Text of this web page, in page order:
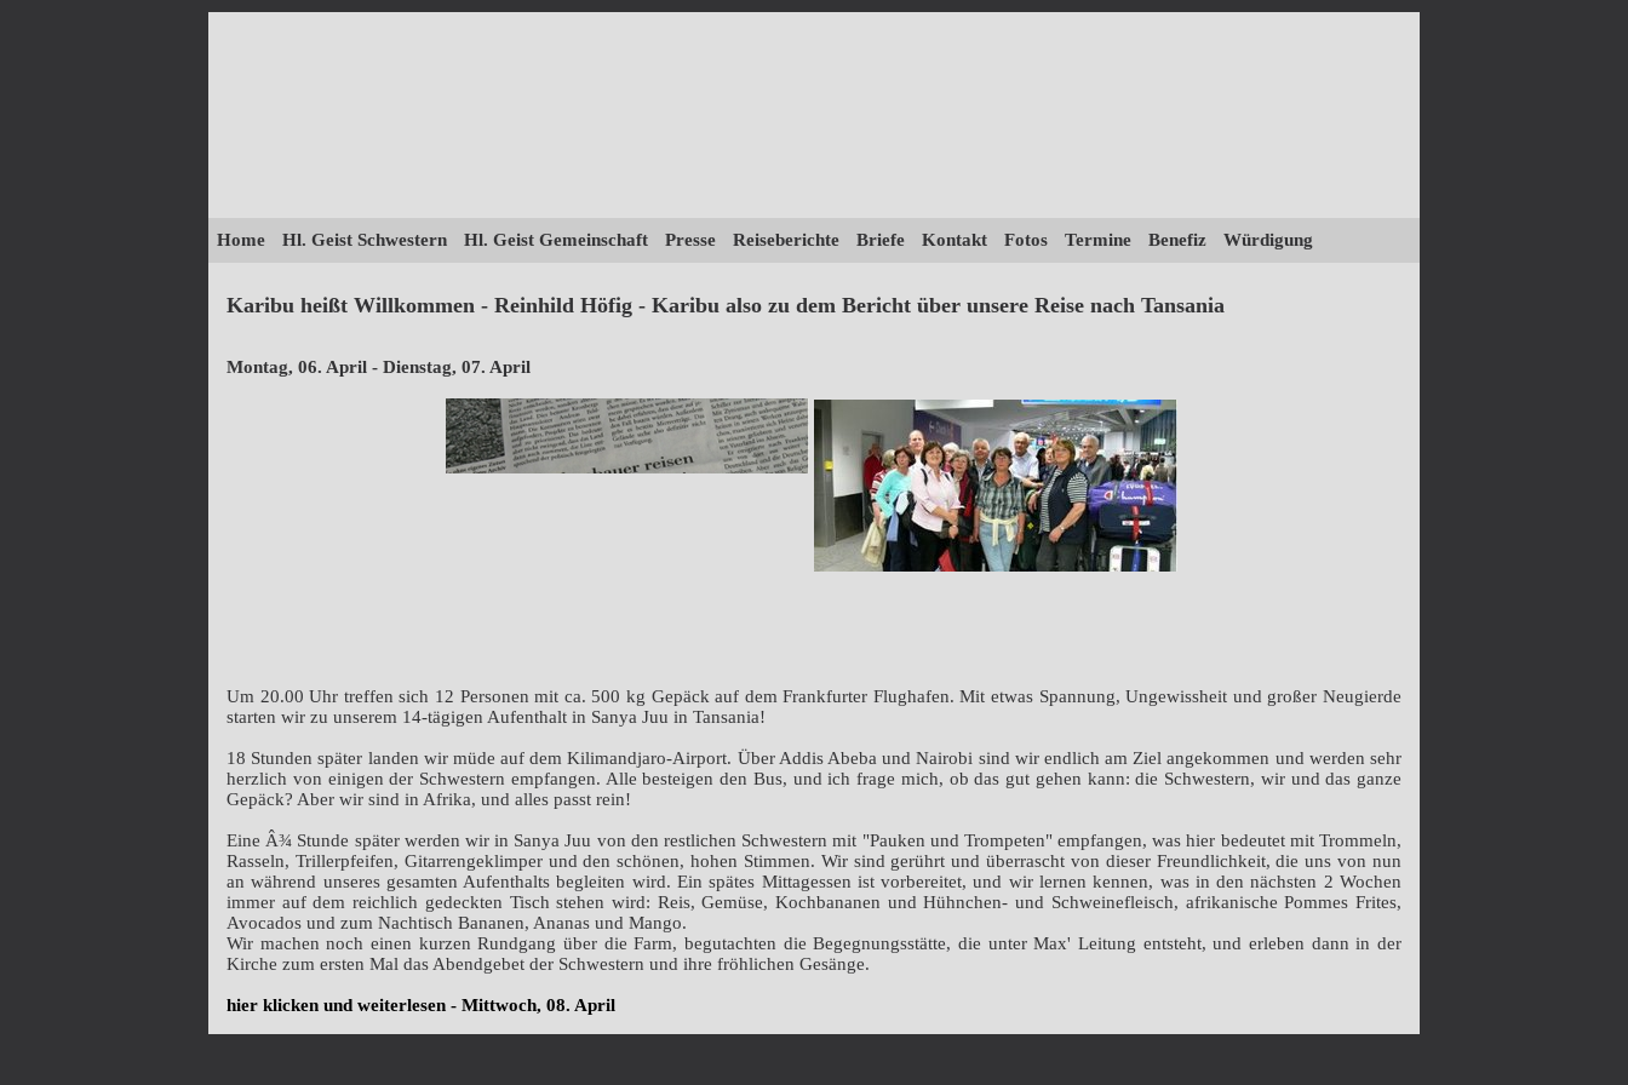
Home Hl. Geist Schwestern Hl. Geist Gemeinschaft Presse Reiseberichte Briefe Kontakt Fotos Termine Benefiz Würdigung
Karibu heißt Willkommen - Reinhild Höfig - Karibu also zu dem Bericht über unsere Reise nach Tansania
Montag, 06. April - Dienstag, 07. April
Um 20.00 Uhr treffen sich 12 Personen mit ca. 500 kg Gepäck auf dem Frankfurter Flughafen. Mit etwas Spannung, Ungewissheit und großer Neugierde
starten wir zu unserem 14-tägigen Aufenthalt in Sanya Juu in Tansania!
18 Stunden später landen wir müde auf dem Kilimandjaro-Airport. Über Addis Abeba und Nairobi sind wir endlich am Ziel angekommen und werden sehr
herzlich von einigen der Schwestern empfangen. Alle besteigen den Bus, und ich frage mich, ob das gut gehen kann: die Schwestern, wir und das ganze
Gepäck? Aber wir sind in Afrika, und alles passt rein!
Eine Â¾ Stunde später werden wir in Sanya Juu von den restlichen Schwestern mit "Pauken und Trompeten" empfangen, was hier bedeutet mit Trommeln,
Rasseln, Trillerpfeifen, Gitarrengeklimper und den schönen, hohen Stimmen. Wir sind gerührt und überrascht von dieser Freundlichkeit, die uns von nun
an während unseres gesamten Aufenthalts begleiten wird. Ein spätes Mittagessen ist vorbereitet, und wir lernen kennen, was in den nächsten 2 Wochen
immer auf dem reichlich gedeckten Tisch stehen wird: Reis, Gemüse, Kochbananen und Hühnchen- und Schweinefleisch, afrikanische Pommes Frites,
Avocados und zum Nachtisch Bananen, Ananas und Mango.
Wir machen noch einen kurzen Rundgang über die Farm, begutachten die Begegnungsstätte, die unter Max' Leitung entsteht, und erleben dann in der
Kirche zum ersten Mal das Abendgebet der Schwestern und ihre fröhlichen Gesänge.
hier klicken und weiterlesen - Mittwoch, 08. April